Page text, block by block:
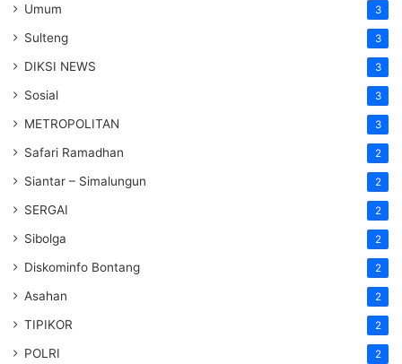
Umum 3
Sulteng 3
DIKSI NEWS 3
Sosial 3
METROPOLITAN 3
Safari Ramadhan 2
Siantar – Simalungun 2
SERGAI 2
Sibolga 2
Diskominfo Bontang 2
Asahan 2
TIPIKOR 2
POLRI 2